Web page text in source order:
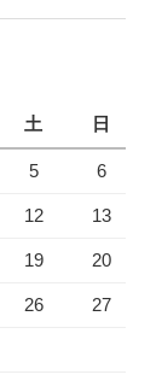
土 日
5 6
12 13
19 20
26 27